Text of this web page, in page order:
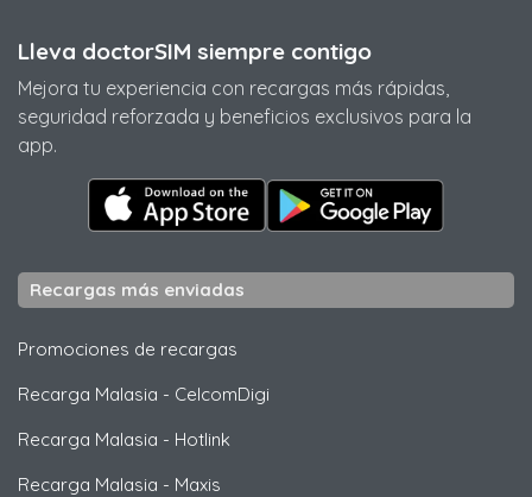
Lleva doctorSIM siempre contigo
Mejora tu experiencia con recargas más rápidas,
seguridad reforzada y beneficios exclusivos para la
app.
Recargas más enviadas
Promociones de recargas
Recarga Malasia - CelcomDigi
Recarga Malasia - Hotlink
Recarga Malasia - Maxis